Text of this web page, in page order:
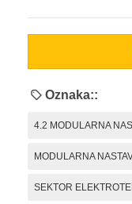
Oznaka::
4.2 MODULARNA
MODULARNA
SEKTOR